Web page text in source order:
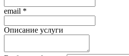
email *
Описание услуги